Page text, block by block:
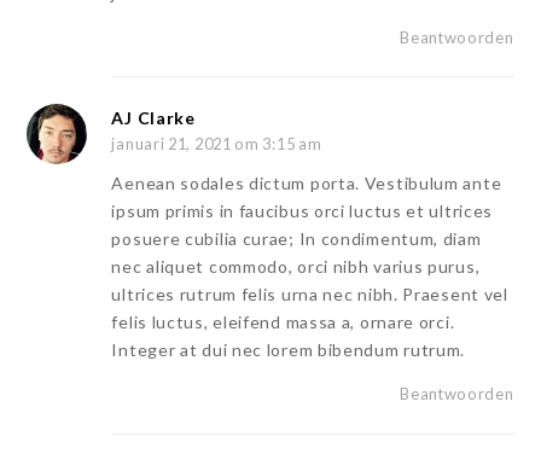
Beantwoorden
AJ Clarke
januari 21, 2021 om 3:15 am
Aenean sodales dictum porta. Vestibulum ante
ipsum primis in faucibus orci luctus et ultrices
posuere cubilia curae; In condimentum, diam
nec aliquet commodo, orci nibh varius purus,
ultrices rutrum felis urna nec nibh. Praesent vel
felis luctus, eleifend massa a, ornare orci.
Integer at dui nec lorem bibendum rutrum.
Beantwoorden